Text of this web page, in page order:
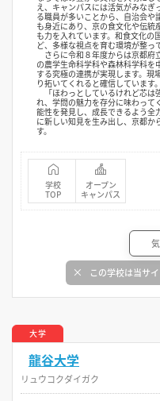
え、キャンパスには活気がみなぎ
る職員が多いことから、自治会
も身近にあり、京の食文化や伝統
も力を入れています。和食文化の
ど、多様な視点を育む環境が整っ
さらに令和８年度からは京都府
の農学生命科学科や森林科学科
する究極の連携が実現します。現
り拓いてくれると確信しています。
「ほわっとしているけれど芯は
れ、学問の魅力を存分に味わって
能性を発見し、成長できるよう全
に新しい知見を生み出し、京都か
す。
学校
TOP
オープン
キャンパス
この学校は当サ
大学
龍谷大学
リュウコクダイガク